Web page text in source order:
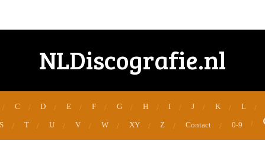
NLDiscografie.nl
C D E F G H I J K L
S T U V W XY Z Contact 0-9